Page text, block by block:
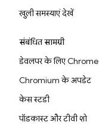
खुली समस्याएं देखें
संबंधित सामग्री
डेवलपर के लिए Chrome
Chromium के अपडेट
केस स्टडी
पॉडकास्ट और टीवी शो